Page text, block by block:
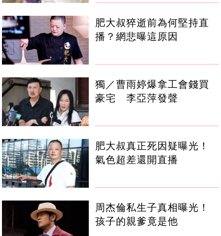
肥大叔猝逝前為何堅持直
播？網悲曝這原因
獨／曹雨婷爆拿工會錢買
豪宅 李亞萍發聲
肥大叔真正死因疑曝光！
氣色超差還開直播
周杰倫私生子真相曝光！
孩子的親爹竟是他